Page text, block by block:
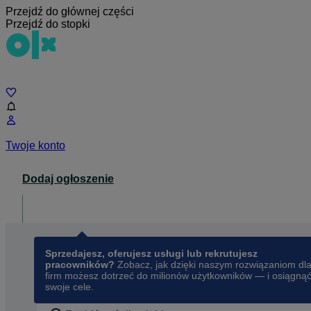
Przejdź do głównej części
Przejdź do stopki
Twoje konto
Dodaj ogłoszenie
Sprzedajesz, oferujesz usługi lub rekrutujesz
pracowników? Zobacz, jak dzięki naszym rozwiązaniom dla
firm możesz dotrzeć do milionów użytkowników — i osiągnąć
swoje cele.